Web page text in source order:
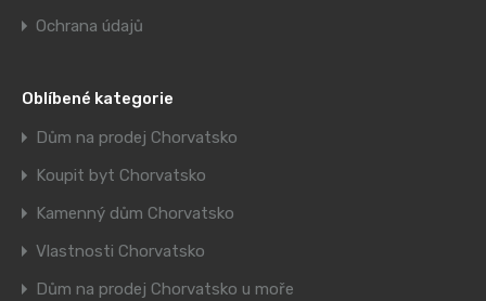
Ochrana údajů
Oblíbené kategorie
Dům na prodej Chorvatsko
Koupit byt Chorvatsko
Kamenný dům Chorvatsko
Vlastnosti Chorvatsko
Dům na prodej Chorvatsko u moře